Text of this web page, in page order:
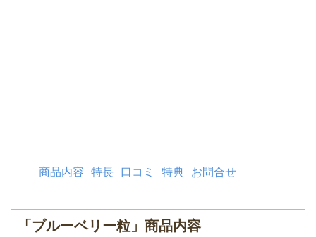
商品内容 特長 口コミ 特典 お問合せ
「ブルーベリー粒」商品内容